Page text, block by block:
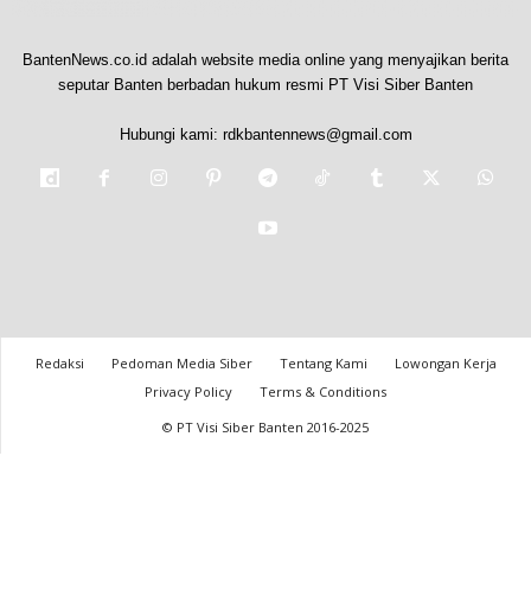
BantenNews.co.id adalah website media online yang menyajikan berita
seputar Banten berbadan hukum resmi PT Visi Siber Banten
Hubungi kami: rdkbantennews@gmail.com
Redaksi Pedoman Media Siber Tentang Kami
Lowongan Kerja
Privacy Policy
Terms & Conditions
© PT Visi Siber Banten 2016-2025